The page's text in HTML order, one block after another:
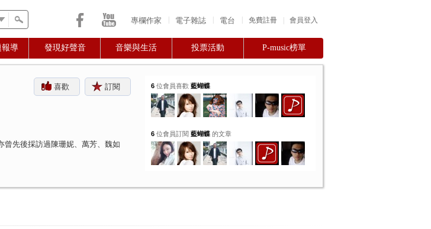
會員登入
免費註冊
專欄作家 電子雜誌 電台
報導 發現好聲音 音樂與生活 投票活動 P-music榜單
喜歡
訂閱
曾先後採訪過陳珊妮、萬芳、魏如
6位會員喜歡 藍蝴蝶
6位會員訂閱 藍蝴蝶的文章